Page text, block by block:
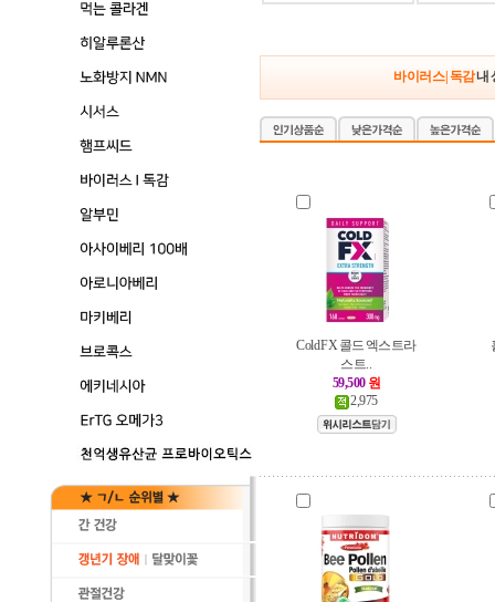
바이러스 | 독감내
Cold FX 콜드 엑스트라
스트..
59,500 원
2,975